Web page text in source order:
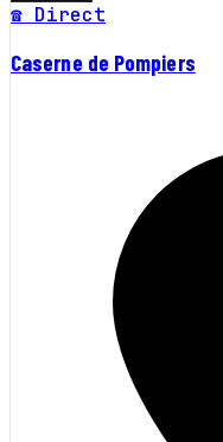
☎ Direct
Caserne de Pompiers